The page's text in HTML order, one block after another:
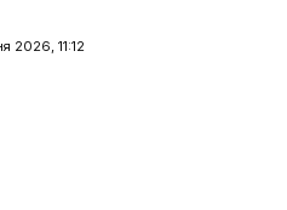
2026, 11:12